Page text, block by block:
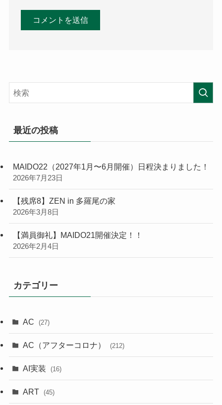
最近の投稿
MAIDO22（2027年1月〜6月開催）日程決まりました！
2026年7月23日
【残席8】ZEN in 多羅尾の家
2026年3月8日
【満員御礼】MAIDO21開催決定！！
2026年2月4日
カテゴリー
AC (27)
AC（アフターコロナ） (212)
AI実装 (16)
ART (45)